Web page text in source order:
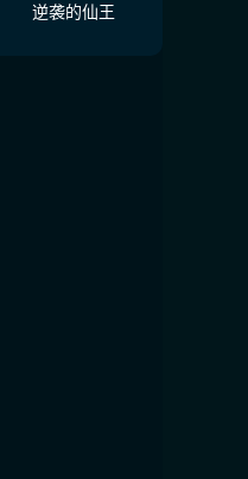
逆袭的仙王